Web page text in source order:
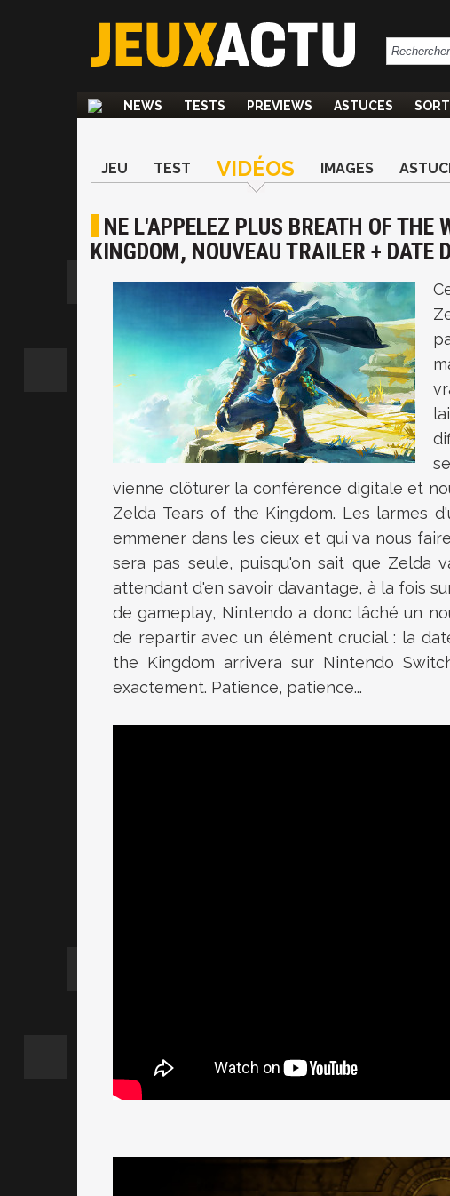
NEWS TESTS PREVIEWS ASTUCES
JEU TEST VIDÉOS IMAGES
NE L'APPELEZ PLUS BREATH OF
KINGDOM, NOUVEAU TRAILER + DATE
vienne clôturer la conférence digitale et
Zelda Tears of the Kingdom. Les larmes
emmener dans les cieux et qui va nous
sera pas seule, puisqu'on sait que Zelda
attendant d'en savoir davantage, à la fois
de gameplay, Nintendo a donc lâché un
de repartir avec un élément crucial : la
the Kingdom arrivera sur Nintendo
exactement. Patience, patience...